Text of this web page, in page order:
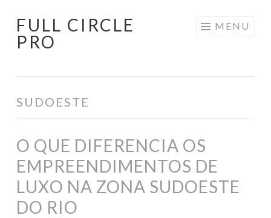
Pular
para
FULL CIRCLE
PRO
MENU
SUDOESTE
O QUE DIFERENCIA OS
EMPREENDIMENTOS DE
LUXO NA ZONA SUDOESTE
DO RIO